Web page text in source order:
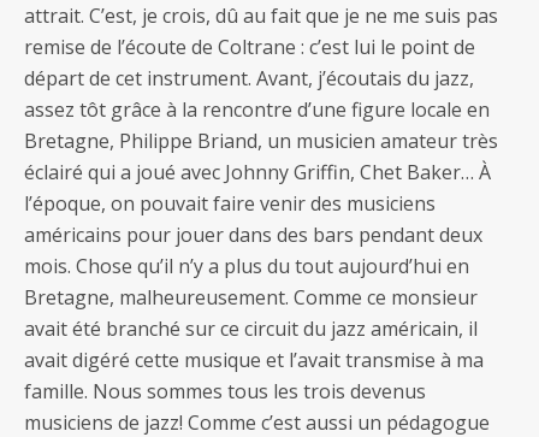
attrait. C’est, je crois, dû au fait que je ne me suis pas
remise de l’écoute de Coltrane : c’est lui le point de
départ de cet instrument. Avant, j’écoutais du jazz,
assez tôt grâce à la rencontre d’une figure locale en
Bretagne, Philippe Briand, un musicien amateur très
éclairé qui a joué avec Johnny Griffin, Chet Baker… À
l’époque, on pouvait faire venir des musiciens
américains pour jouer dans des bars pendant deux
mois. Chose qu’il n’y a plus du tout aujourd’hui en
Bretagne, malheureusement. Comme ce monsieur
avait été branché sur ce circuit du jazz américain, il
avait digéré cette musique et l’avait transmise à ma
famille. Nous sommes tous les trois devenus
musiciens de jazz! Comme c’est aussi un pédagogue